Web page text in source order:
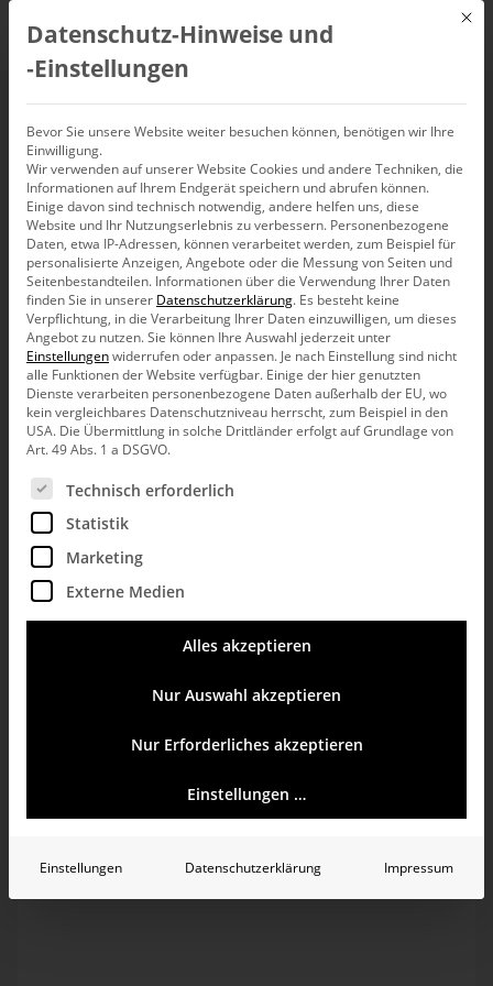
The BI Survey 19:
Anwender
bescheinigen
höchsten
Geschäftsnutzen aller
Performance-
Management-
Produkte
Der BI Survey 19 hat DeltaMaster von Bissantz &
der DeltaMaster-Anwender würden das Produkt
Bissantz als exzellent oder gut. Erneut schneidet
DeltaMaster mit dem höchsten Geschäftsnutzen unter
ab: Platz 1 für „Business Benefits“.
Kriterien
Im BI Survey kommen die Anwender von Business-
Intelligence-Systemen zu Wort: Welche Erfahrungen haben
Mit
Datenschutz-Hinweise und
‑Einstellungen
Bevor Sie unsere Website weiter besuchen können, benötigen wir Ihre
Einwilligung.
Wir verwenden auf unserer Website Cookies und andere Techniken, die
Informationen auf Ihrem Endgerät speichern und abrufen können.
Einige davon sind technisch notwendig, andere helfen uns, diese
Website und Ihr Nutzungserlebnis zu verbessern. Personenbezogene
Daten, etwa IP-Adressen, können verarbeitet werden, zum Beispiel für
personalisierte Anzeigen, Angebote oder die Messung von Seiten und
Seitenbestandteilen. Informationen über die Verwendung Ihrer Daten
finden Sie in unserer Datenschutzerklärung. Es besteht keine
Verpflichtung, in die Verarbeitung Ihrer Daten einzuwilligen, um dieses
Angebot zu nutzen.Sie können Ihre Auswahl jederzeit unter
Einstellungenwiderrufen oder anpassen. Je nach Einstellung sind nicht
alle Funktionen der Website verfügbar. Einige der hier genutzten
Dienste verarbeiten personenbezogene Daten außerhalb der EU, wo
kein vergleichbares Datenschutzniveau herrscht, zum Beispiel in den
USA. Die Übermittlung in solche Drittländer erfolgt auf Grundlage von
Art. 49 Abs. 1 a DSGVO.
Es folgt eine Liste der Service-Gruppen, für die eine
Technisch erforderlich
Statistik
Marketing
Externe Medien
Alles akzeptieren
Nur Auswahl akzeptieren
Nur Erforderliches akzeptieren
Einstellungen …
Einstellungen Datenschutzerklärung Impressum